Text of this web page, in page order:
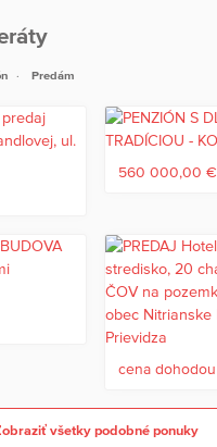
Predám
560 000,00 €
cena dohodou
všetky podobné ponuky